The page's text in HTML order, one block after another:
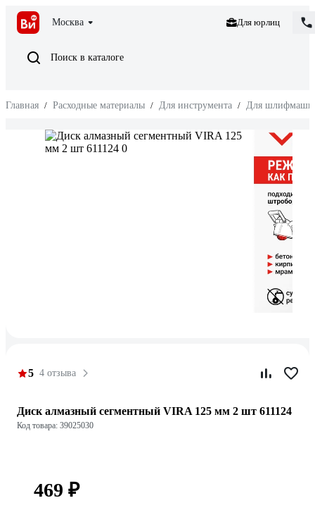
Москва Для юрлиц
Поиск в каталоге
Главная / Расходные материалы / Для инструмента / Для
5 4 отзыва
Диск алмазный сегментный VIRA 125 мм 2 шт 611124
Код товара: 39025030
469 ₽